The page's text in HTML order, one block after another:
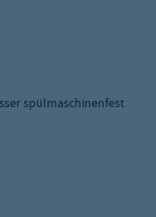
spülmaschinenfest